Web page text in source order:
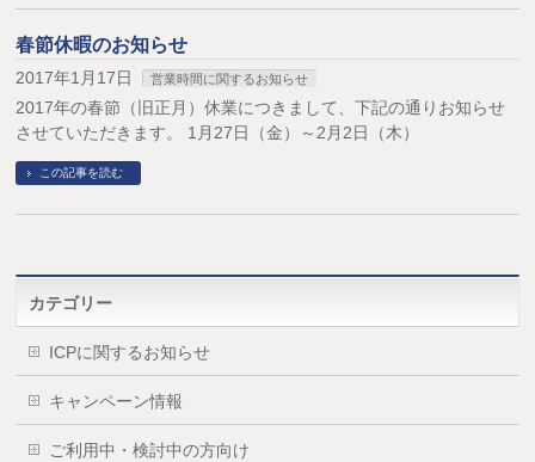
春節休暇のお知らせ
2017年1月17日 営業時間に関するお知らせ
2017年の春節（旧正月）休業につきまして、下記の通りお知らせ
させていただきます。 1月27日（金）～2月2日（木）
この記事を読む
カテゴリー
ICPに関するお知らせ
キャンペーン情報
ご利用中・検討中の方向け